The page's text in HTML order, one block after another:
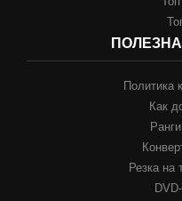
Политика
Как
Резка на